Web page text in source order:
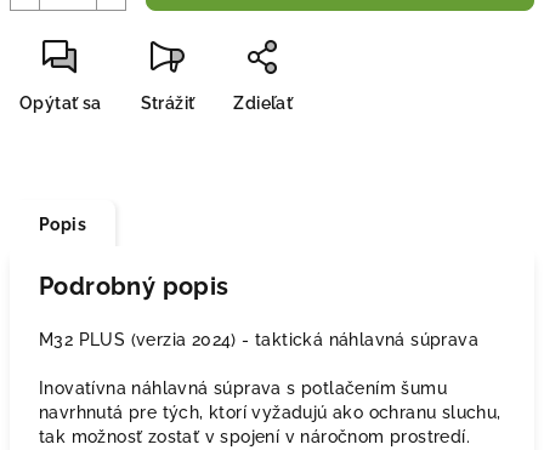
Opýtať sa Strážiť Zdieľať
Popis
Podrobný popis
M32 PLUS (verzia 2024) - taktická náhlavná súprava
Inovatívna náhlavná súprava s potlačením šumu
navrhnutá pre tých, ktorí vyžadujú ako ochranu sluchu,
tak možnosť zostať v spojení v náročnom prostredí.